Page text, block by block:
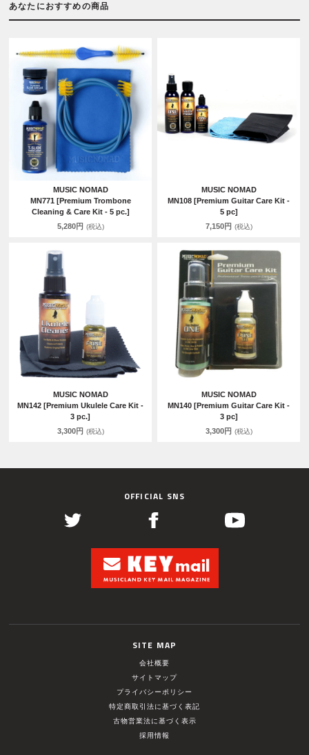
あなたにおすすめの商品
MUSIC NOMAD
MN771 [Premium Trombone
Cleaning & Care Kit - 5 pc.]
5,280円 (税込)
MUSIC NOMAD
MN108 [Premium Guitar Care Kit -
5 pc]
7,150円 (税込)
MUSIC NOMAD
MN142 [Premium Ukulele Care Kit -
3 pc.]
3,300円 (税込)
MUSIC NOMAD
MN140 [Premium Guitar Care Kit -
3 pc]
3,300円 (税込)
OFFICIAL SNS
SITE MAP
会社概要
サイトマップ
プライバシーポリシー
特定商取引法に基づく表記
古物営業法に基づく表示
採用情報